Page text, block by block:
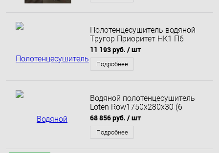
Полотенцесушитель водяной
Тругор Приоритет НК1 П6
500x800 мм
11 193 руб. / шт
Подробнее
Водяной полотенцесушитель
Loten Row1750х280х30 (6
секций), Черный муар
68 856 руб. / шт
Подробнее